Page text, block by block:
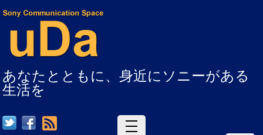
あなたとともに、身近にソニーがある
生活を